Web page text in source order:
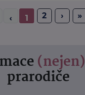
‹ 1 2 › »
(nejen)
prarodiče